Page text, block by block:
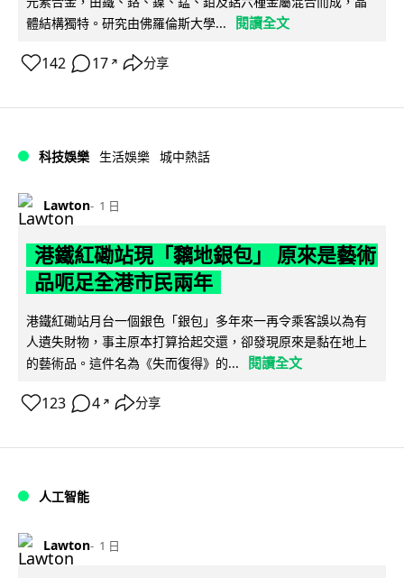
體結構獨特。研究由佛羅倫斯大學...
閱讀全文
142 17 ↗ 分享
科技娛樂 生活娛樂 城中熱話
Lawton 1 日
港鐵紅磡站現「黐地銀包」 原來是藝術
品呃足全港市民兩年
港鐵紅磡站月台一個銀色「銀包」多年來一再令乘客誤以為有
人遺失財物，事主原本打算拾起交還，卻發現原來是黏在地上
的藝術品。這件名為《失而復得》的...
閱讀全文
123 4 ↗ 分享
人工智能
Lawton 1 日